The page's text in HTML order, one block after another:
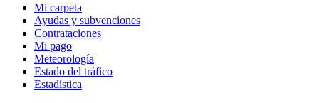
Mi carpeta
Ayudas y subvenciones
Contrataciones
Mi pago
Meteorología
Estado del tráfico
Estadística